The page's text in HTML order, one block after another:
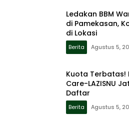
Ledakan BBM
di Pamekasan,
di Lokasi
Berita Agustus 5,
Kuota Terbatas!
Care-LAZISNU
Daftar
Berita Agustus 5,